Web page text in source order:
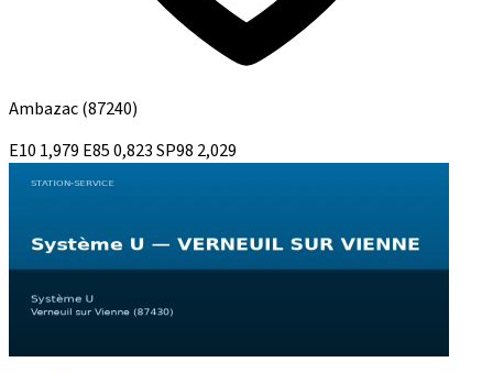
Ambazac(87240)
E10 1,979 E850,823SP98 2,029